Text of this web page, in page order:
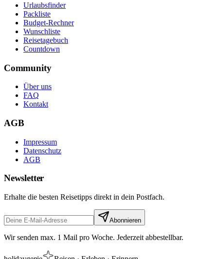
Urlaubsfinder
Packliste
Budget-Rechner
Wunschliste
Reisetagebuch
Countdown
Community
Über uns
FAQ
Kontakt
AGB
Impressum
Datenschutz
AGB
Newsletter
Erhalte die besten Reisetipps direkt in dein Postfach.
Abonnieren
Wir senden max. 1 Mail pro Woche. Jederzeit abbestellbar.